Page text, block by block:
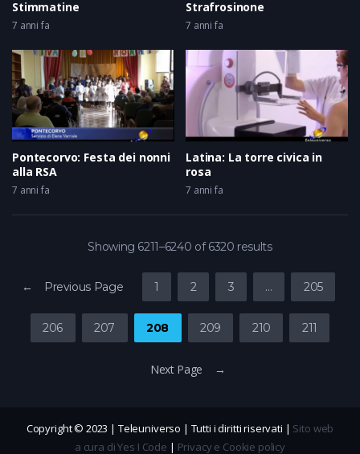
Stimmatine
7 anni fa
Strafrosinone
7 anni fa
Pontecorvo: Festa dei nonni
alla RSA
7 anni fa
Latina: La torre civica in
rosa
7 anni fa
Showing 6211–6240 of 6320 results
← Previous Page 1 2 3 … 205
206 207 208 209 210 211
Next Page →
Copyright © 2023 | Teleuniverso | Tutti i diritti riservati | Sito web
a cura di Yes I Code | Privacy e Cookie policy